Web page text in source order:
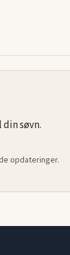
søvn.
opdateringer.